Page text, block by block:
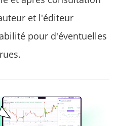
et l'éditeur
pour d'éventuelles